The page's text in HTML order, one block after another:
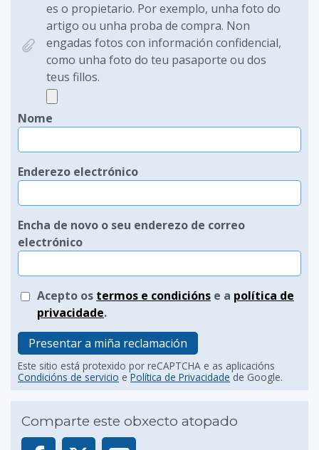
es o propietario. Por exemplo, unha foto do
artigo ou unha proba de compra. Non
engadas fotos con información confidencial,
como unha foto do teu pasaporte ou dos
teus fillos.
Nome
Enderezo electrónico
Encha de novo o seu enderezo de correo
electrónico
Acepto os termos e condicións e a política de
privacidade.
Presentar a miña reclamación
Este sitio está protexido por reCAPTCHA e as aplicacións
Condicións de servicio ePolítica de Privacidadede Google.
Comparte este obxecto atopado